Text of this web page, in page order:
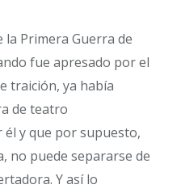
la Primera Guerra de
fue apresado por el
traición, ya había
de teatro
y que por supuesto,
no puede separarse de
Y así lo